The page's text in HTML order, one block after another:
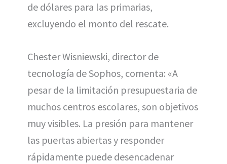
de dólares para las primarias,
excluyendo el monto del rescate.
Chester Wisniewski, director de
tecnología de Sophos, comenta: «A
pesar de la limitación presupuestaria de
muchos centros escolares, son objetivos
muy visibles. La presión para mantener
las puertas abiertas y responder
rápidamente puede desencadenar